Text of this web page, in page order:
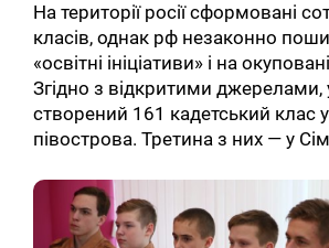
На території росії сформовані
класів, однак рф незаконно
«освітні ініціативи» і на
Згідно з відкритими
створений 161 кадетський клас
півострова. Третина з них — у